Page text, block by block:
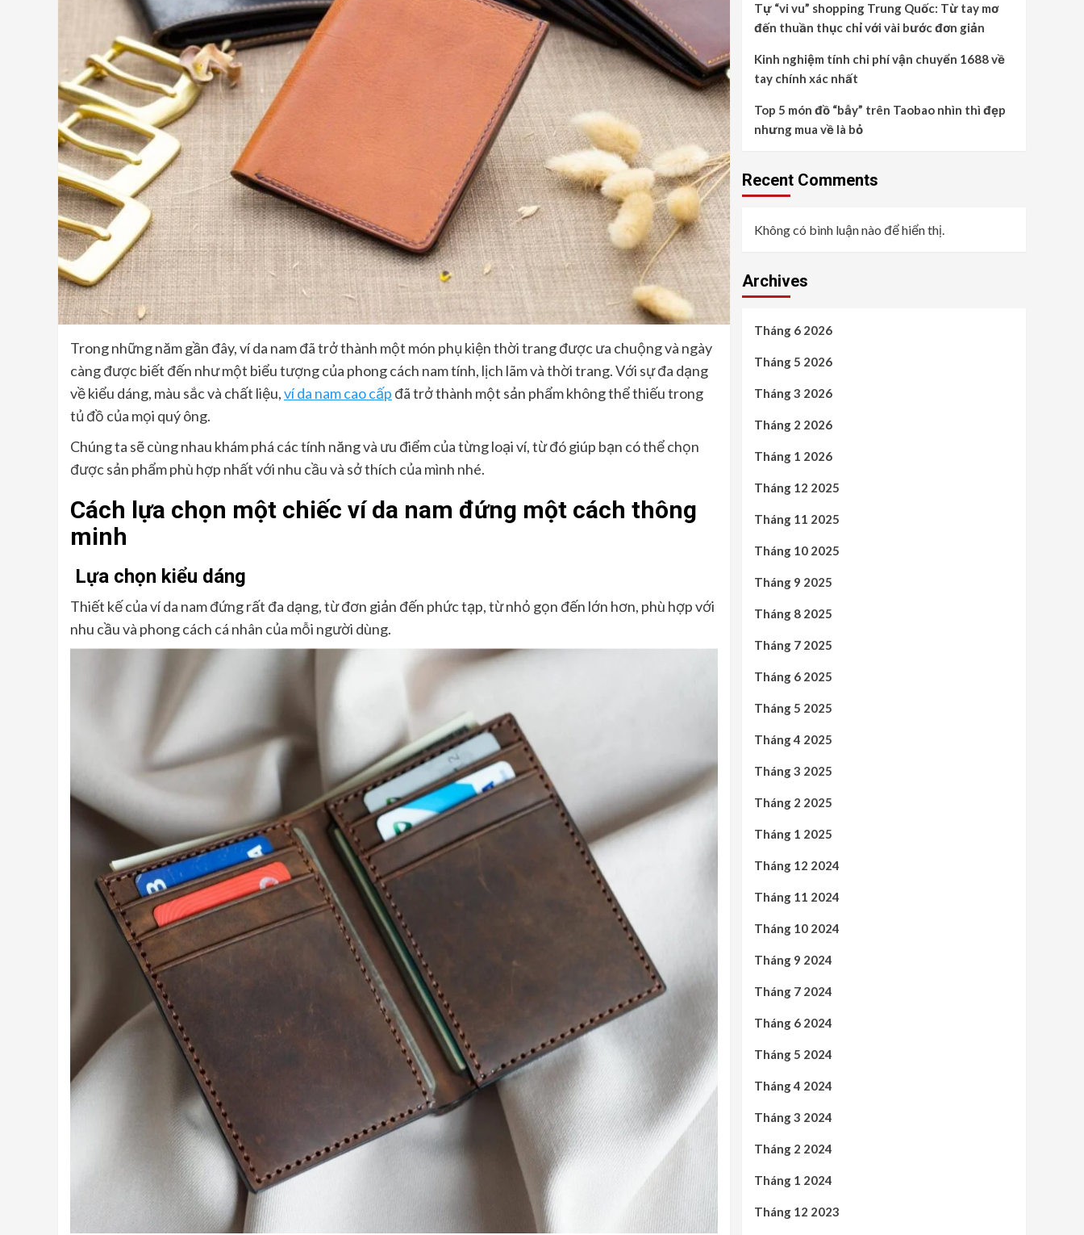
Trong những năm gần đây, ví da nam đã trở thành một món phụ kiện thời trang được ưa chuộng và ngày
càng được biết đến như một biểu tượng của phong cách nam tính, lịch lãm và thời trang. Với sự đa dạng
về kiểu dáng, màu sắc và chất liệu,ví da nam cao cấp đã trở thành một sản phẩm không thể thiếu trong
tủ đồ của mọi quý ông.
Chúng ta sẽ cùng nhau khám phá các tính năng và ưu điểm của từng loại ví, từ đó giúp bạn có thể chọn
được sản phẩm phù hợp nhất với nhu cầu và sở thích của mình nhé.
Cách lựa chọn một chiếc ví da nam đứng một cách thông
minh
Lựa chọn kiểu dáng
Thiết kế của ví da nam đứng rất đa dạng, từ đơn giản đến phức tạp, từ nhỏ gọn đến lớn hơn, phù hợp với
nhu cầu và phong cách cá nhân của mỗi người dùng.
Tự “vi vu” shopping Trung Quốc: Từ tay mơ
đến thuần thục chỉ với vài bước đơn giản
Kinh nghiệm tính chi phí vận chuyển 1688 về
tay chính xác nhất
Top 5 món đồ “bẫy” trên Taobao nhìn thì đẹp
nhưng mua về là bỏ
Recent Comments
Không có bình luận nào để hiển thị.
Archives
Tháng 6 2026
Tháng 5 2026
Tháng 3 2026
Tháng 2 2026
Tháng 1 2026
Tháng 12 2025
Tháng 11 2025
Tháng 10 2025
Tháng 9 2025
Tháng 8 2025
Tháng 7 2025
Tháng 6 2025
Tháng 5 2025
Tháng 4 2025
Tháng 3 2025
Tháng 2 2025
Tháng 1 2025
Tháng 12 2024
Tháng 11 2024
Tháng 10 2024
Tháng 9 2024
Tháng 7 2024
Tháng 6 2024
Tháng 5 2024
Tháng 4 2024
Tháng 3 2024
Tháng 2 2024
Tháng 1 2024
Tháng 12 2023